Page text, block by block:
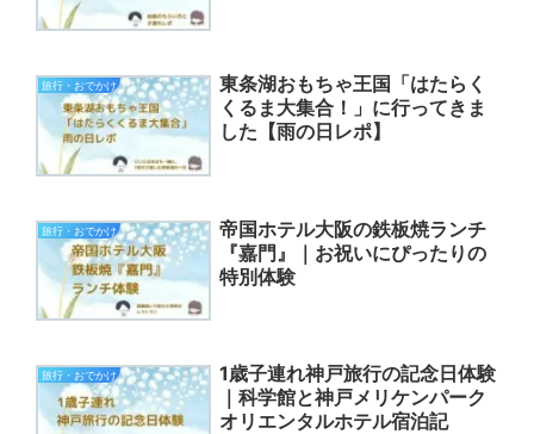
旅行・おでかけ
東条湖おもちゃ王国「はたらく
くるま大集合！」に行ってきま
した【雨の日レポ】
旅行・おでかけ
帝国ホテル大阪の鉄板焼ランチ
『嘉門』｜お祝いにぴったりの
特別体験
旅行・おでかけ
1歳子連れ神戸旅行の記念日体験
｜科学館と神戸メリケンパーク
オリエンタルホテル宿泊記